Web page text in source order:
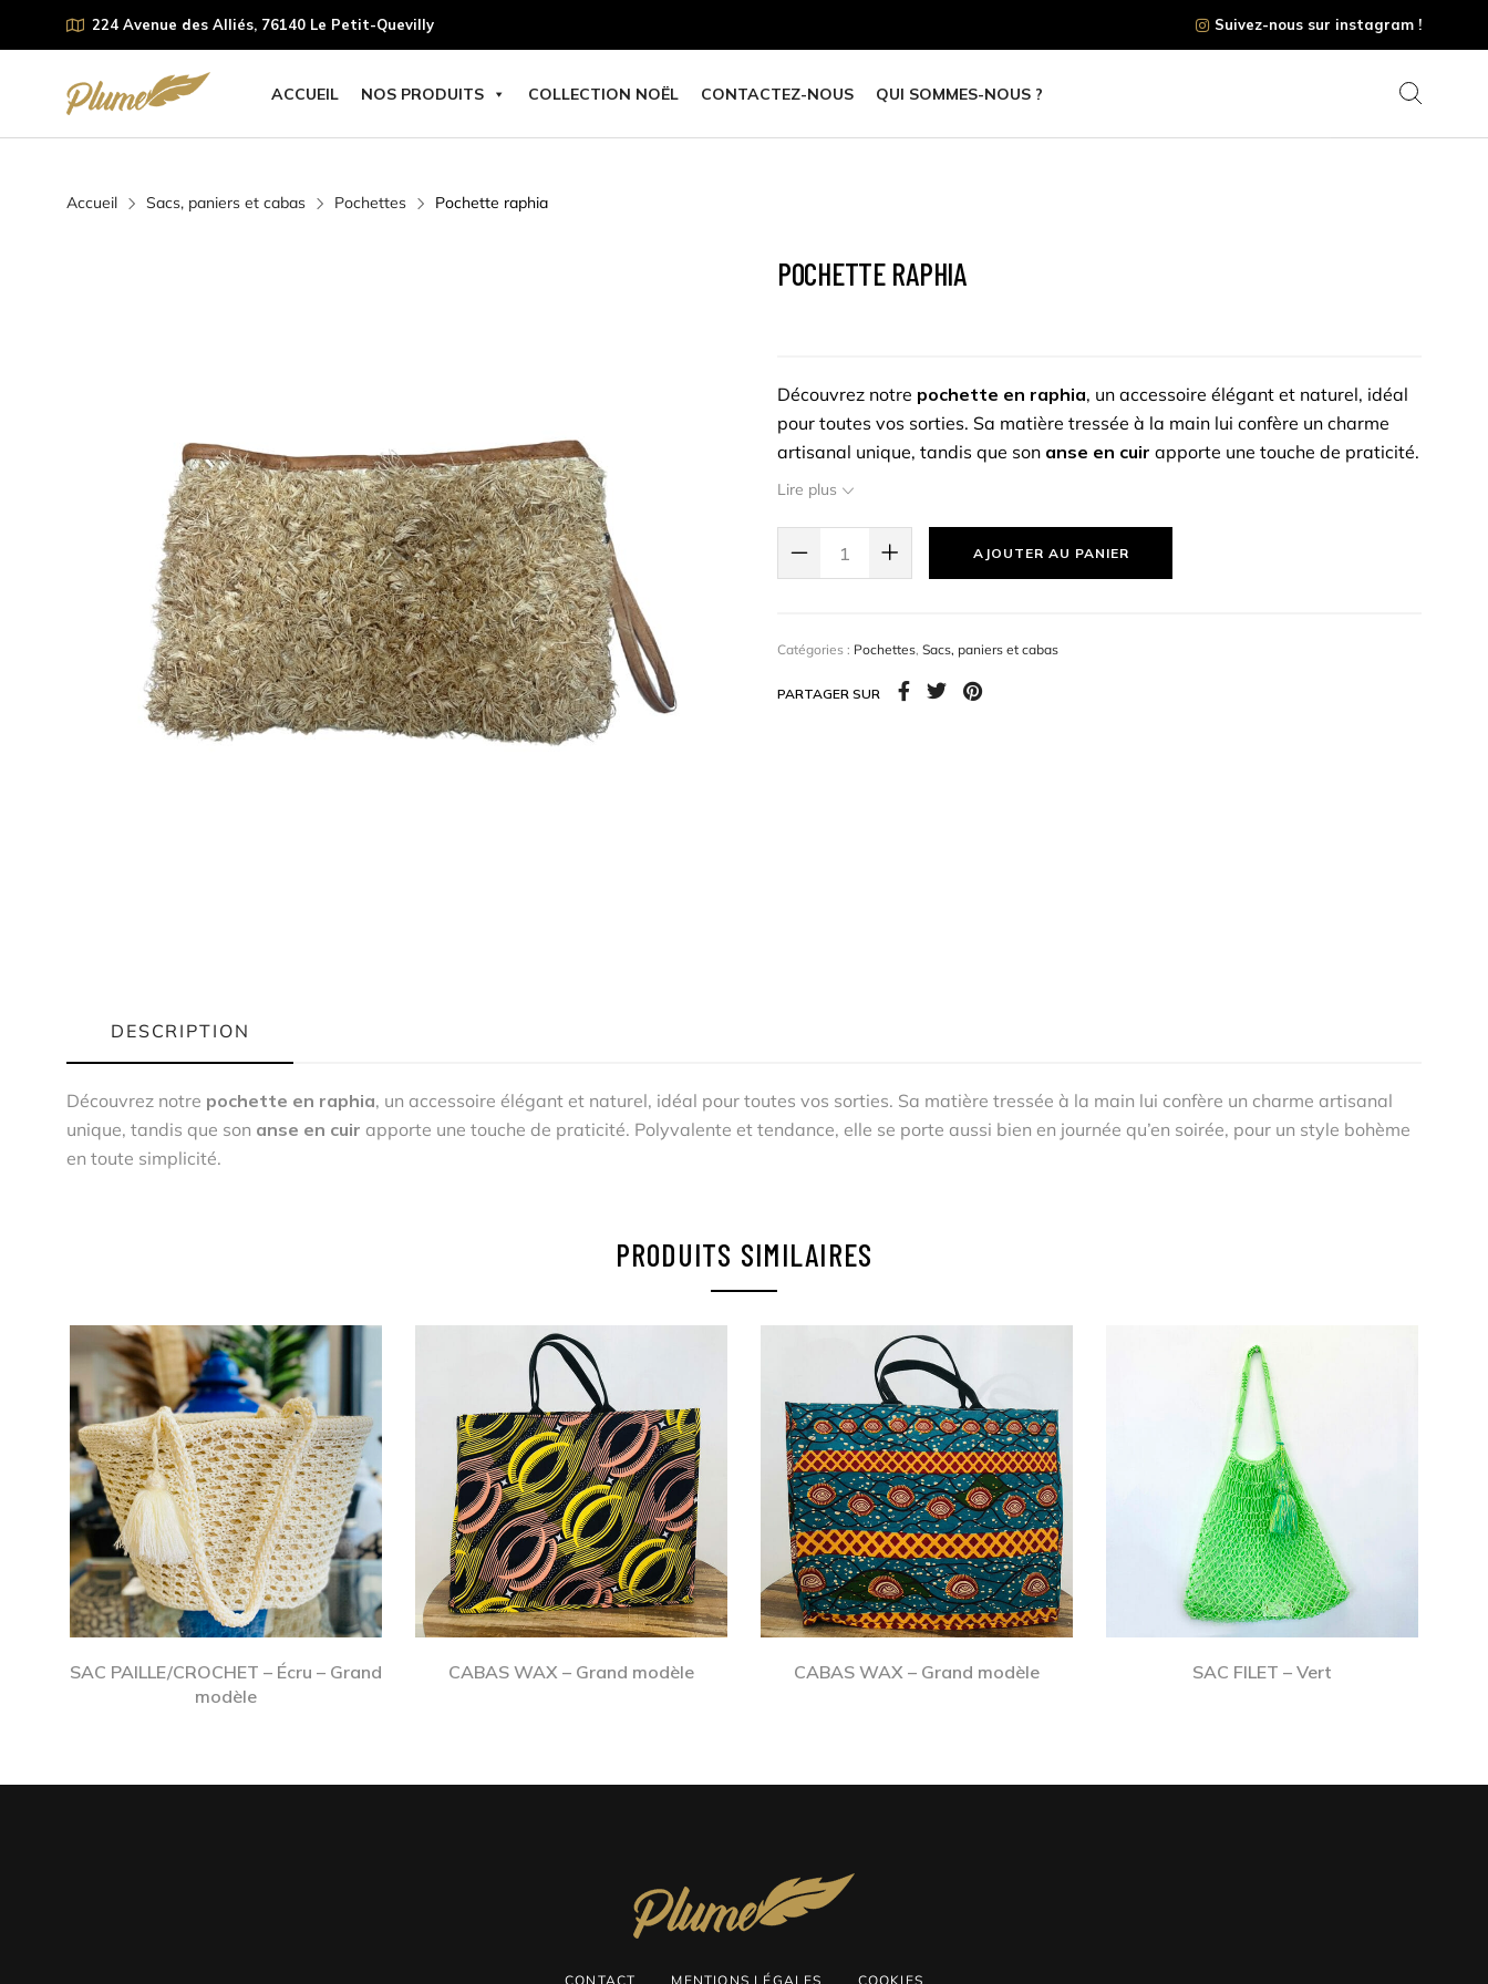
224 Avenue des Alliés, 76140 Le Petit-Quevilly Suivez-nous sur instagram !
ACCUEIL NOS PRODUITS COLLECTION NOËL CONTACTEZ-NOUS QUI SOMMES-NOUS ?
Accueil Sacs, paniers et cabas Pochettes Pochette raphia
POCHETTE RAPHIA
Découvrez notre pochette en raphia, un accessoire élégant et naturel, idéal
pour toutes vos sorties. Sa matière tressée à la main lui confère un charme
artisanal unique, tandis que son anse en cuir apporte une touche de praticité.
Polyvalente et tendance, elle se porte aussi bien en journée qu’en soirée, pour
Lire plus
AJOUTER AU PANIER
Catégories : Pochettes, Sacs, paniers et cabas
PARTAGER SUR
DESCRIPTION
Découvrez notre pochette en raphia, un accessoire élégant et naturel, idéal pour toutes vos sorties. Sa matière tressée à la main lui confère un charme artisanal
unique, tandis que son anse en cuir apporte une touche de praticité. Polyvalente et tendance, elle se porte aussi bien en journée qu’en soirée, pour un style bohème
en toute simplicité.
PRODUITS SIMILAIRES
SAC PAILLE/CROCHET – Écru – Grand
modèle
CABAS WAX – Grand modèle CABAS WAX – Grand modèle SAC FILET – Vert
CONTACT MENTIONS LÉGALES COOKIES